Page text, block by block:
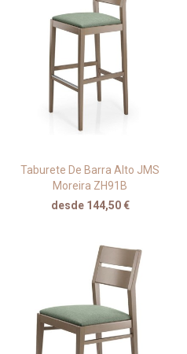
Taburete De Barra Alto JMS
Moreira ZH91B
desde 144,50 €